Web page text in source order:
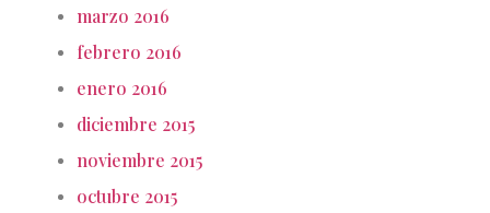
marzo 2016
febrero 2016
enero 2016
diciembre 2015
noviembre 2015
octubre 2015